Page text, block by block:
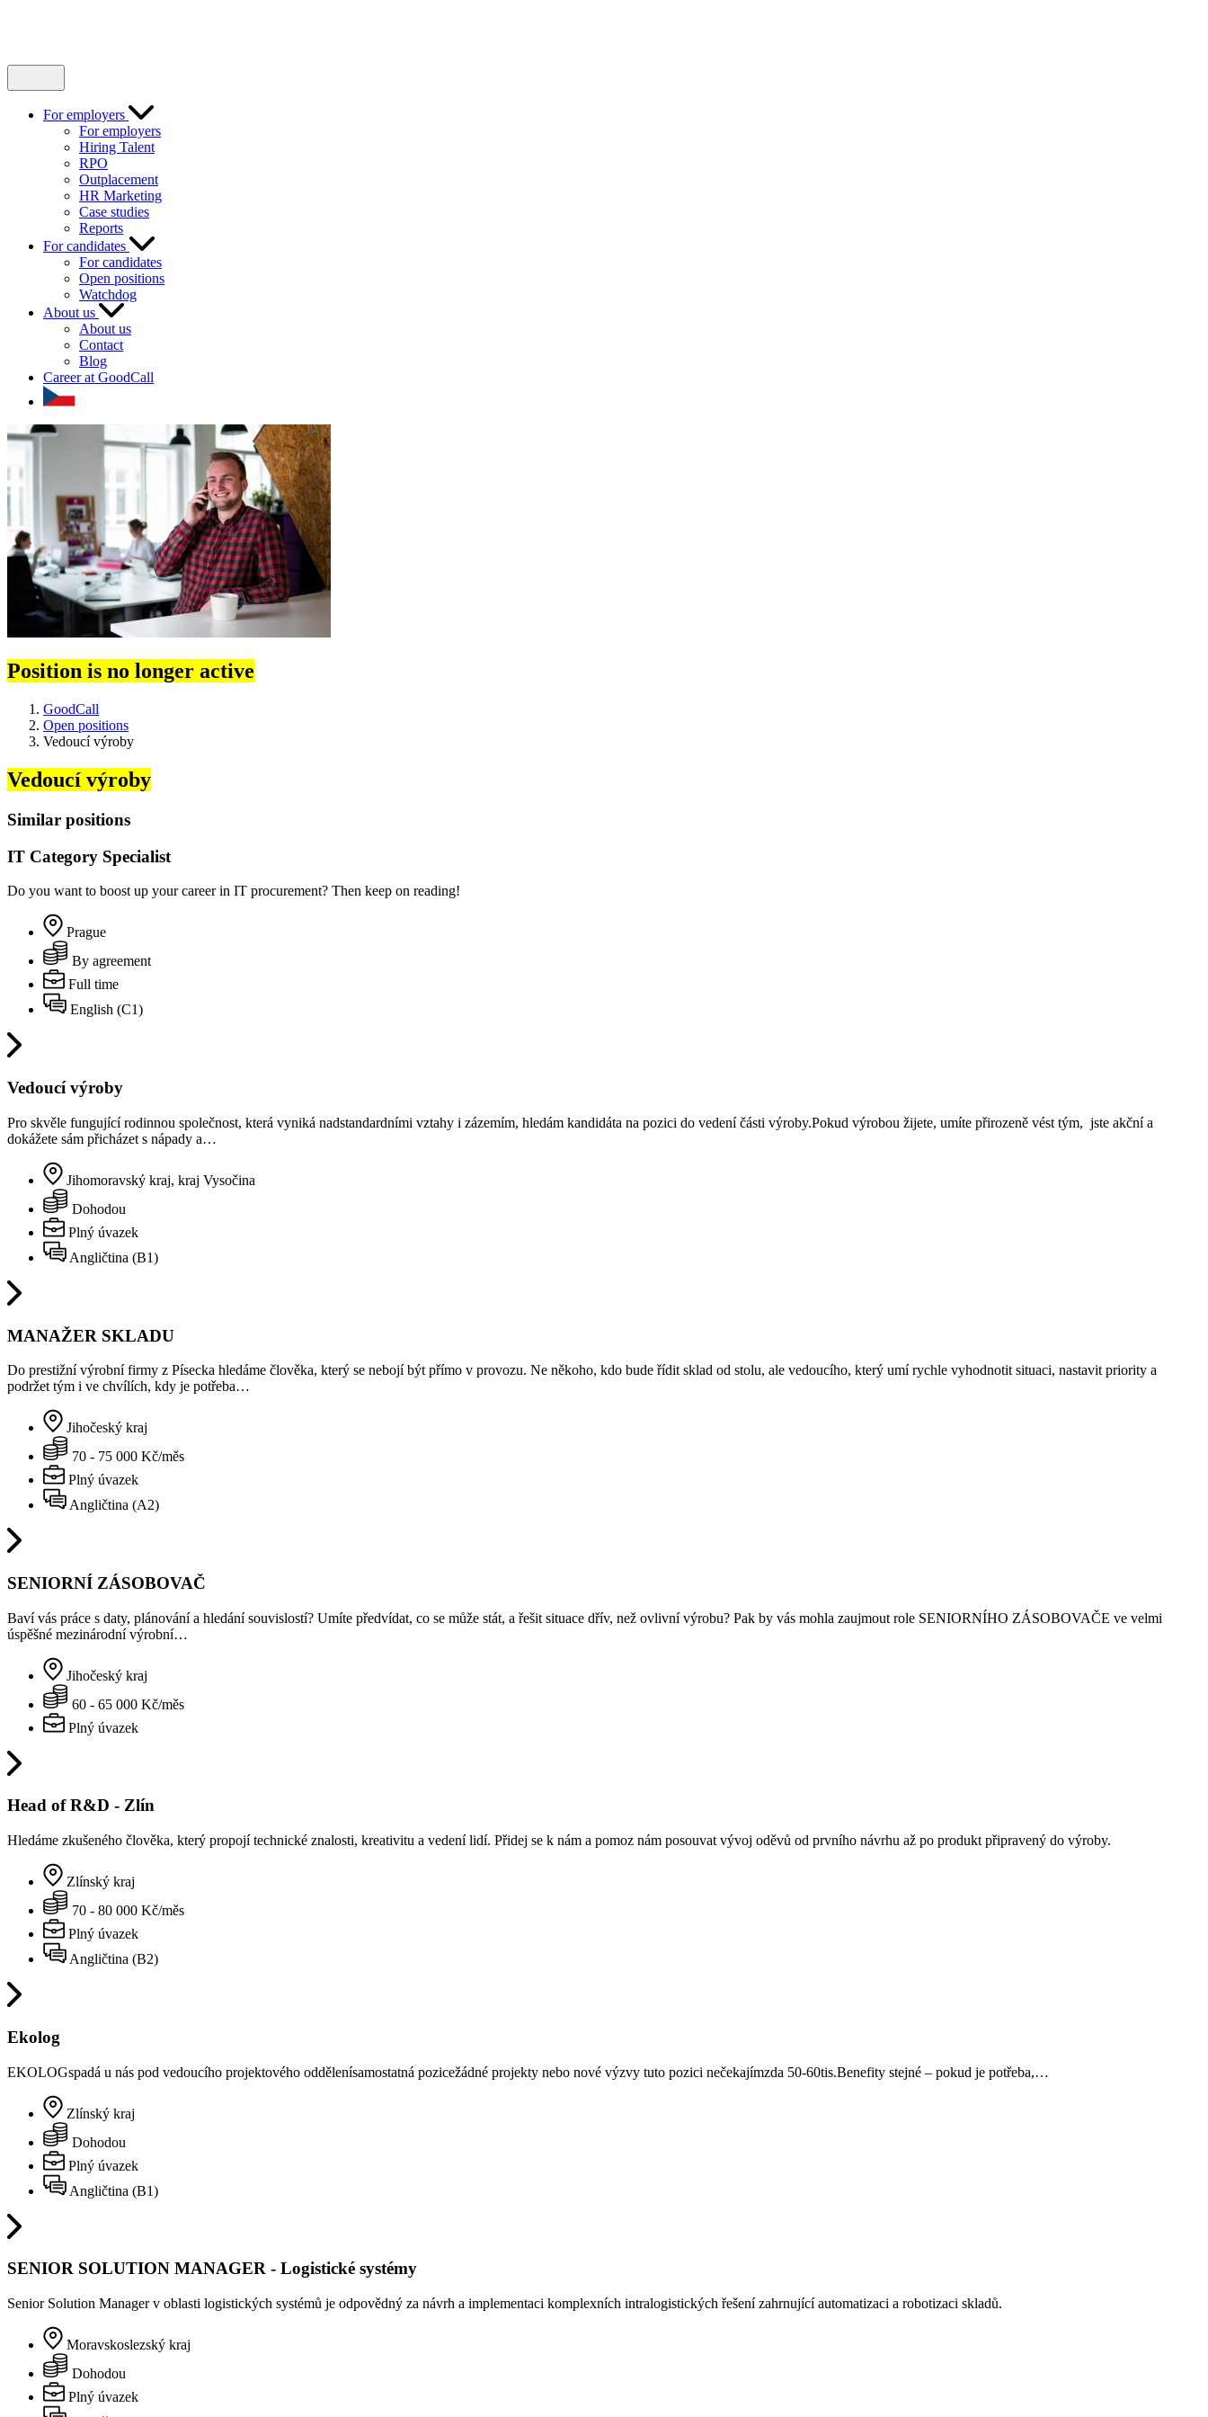
For employers
For employers
Hiring Talent
RPO
Outplacement
HR Marketing
Case studies
Reports
For candidates
For candidates
Open positions
Watchdog
About us
About us
Contact
Blog
Career at GoodCall
Position is no longer active
GoodCall
Open positions
Vedoucí výroby
Vedoucí výroby
Similar positions
IT Category Specialist
Do you want to boost up your career in IT procurement? Then keep on reading!
Prague
By agreement
Full time
English (C1)
Vedoucí výroby
Pro skvěle fungující rodinnou společnost, která vyniká nadstandardními vztahy i zázemím, hledám kandidáta na pozici do vedení části výroby.Pokud výrobou žijete, umíte přirozeně vést tým, jste akční a
dokážete sám přicházet s nápady a…
Jihomoravský kraj, kraj Vysočina
Dohodou
Plný úvazek
Angličtina (B1)
MANAŽER SKLADU
Do prestižní výrobní firmy z Písecka hledáme člověka, který se nebojí být přímo v provozu. Ne někoho, kdo bude řídit sklad od stolu, ale vedoucího, který umí rychle vyhodnotit situaci, nastavit priority a
podržet tým i ve chvílích, kdy je potřeba…
Jihočeský kraj
70 - 75 000 Kč/měs
Plný úvazek
Angličtina (A2)
SENIORNÍ ZÁSOBOVAČ
Baví vás práce s daty, plánování a hledání souvislostí? Umíte předvídat, co se může stát, a řešit situace dřív, než ovlivní výrobu? Pak by vás mohla zaujmout role SENIORNÍHO ZÁSOBOVAČE ve velmi
úspěšné mezinárodní výrobní…
Jihočeský kraj
60 - 65 000 Kč/měs
Plný úvazek
Head of R&D - Zlín
Hledáme zkušeného člověka, který propojí technické znalosti, kreativitu a vedení lidí. Přidej se k nám a pomoz nám posouvat vývoj oděvů od prvního návrhu až po produkt připravený do výroby.
Zlínský kraj
70 - 80 000 Kč/měs
Plný úvazek
Angličtina (B2)
Ekolog
EKOLOGspadá u nás pod vedoucího projektového oddělenísamostatná pozicežádné projekty nebo nové výzvy tuto pozici nečekajímzda 50-60tis.Benefity stejné – pokud je potřeba,…
Zlínský kraj
Dohodou
Plný úvazek
Angličtina (B1)
SENIOR SOLUTION MANAGER - Logistické systémy
Senior Solution Manager v oblasti logistických systémů je odpovědný za návrh a implementaci komplexních intralogistických řešení zahrnující automatizaci a robotizaci skladů.
Moravskoslezský kraj
Dohodou
Plný úvazek